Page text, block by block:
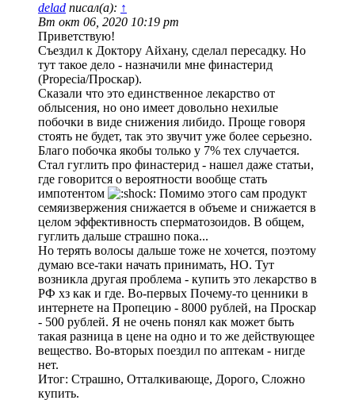
delad писал(а): ↑
Вт окт 06, 2020 10:19 pm
Приветствую!
Съездил к Доктору Айхану, сделал пересадку. Но
тут такое дело - назначили мне финастерид
(Propecia/Проскар).
Сказали что это единственное лекарство от
облысения, но оно имеет довольно нехилые
побочки в виде снижения либидо. Проще говоря
стоять не будет, так это звучит уже более серьезно.
Благо побочка якобы только у 7% тех случается.
Стал гуглить про финастерид - нашел даже статьи,
где говорится о вероятности вообще стать
импотентом
Помимо этого сам продукт
семяизвержения снижается в объеме и снижается в
целом эффективность сперматозоидов. В общем,
гуглить дальше страшно пока...
Но терять волосы дальше тоже не хочется, поэтому
думаю все-таки начать принимать, НО. Тут
возникла другая проблема - купить это лекарство в
РФ хз как и где. Во-первых Почему-то ценники в
интернете на Пропецию - 8000 рублей, на Проскар
- 500 рублей. Я не очень понял как может быть
такая разница в цене на одно и то же действующее
вещество. Во-вторых поездил по аптекам - нигде
нет.
Итог: Страшно, Отталкивающе, Дорого, Сложно
купить.